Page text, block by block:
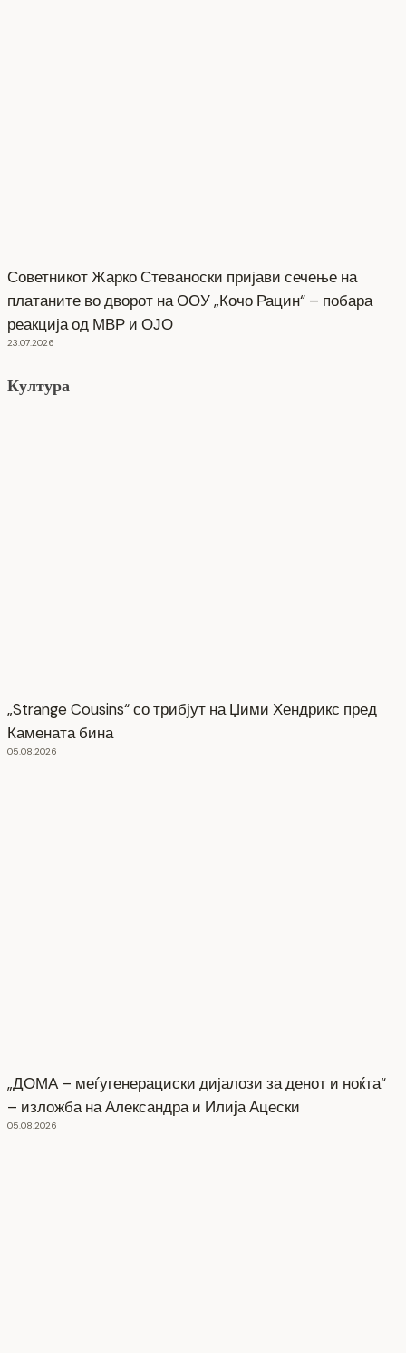
Советникот Жарко Стеваноски пријави сечење на
платаните во дворот на ООУ „Кочо Рацин“ – побара
реакција од МВР и ОЈО
23.07.2026
Култура
„Strange Cousins“ со трибјут на Џими Хендрикс пред
Камената бина
05.08.2026
„ДОМА – меѓугенерациски дијалози за денот и ноќта“
– изложба на Александра и Илија Ацески
05.08.2026